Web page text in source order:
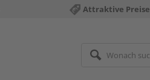
Attraktive Preise